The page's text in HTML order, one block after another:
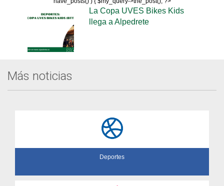
La Copa UVES Bikes Kids
llega a Alpedrete
Más noticias
Deportes